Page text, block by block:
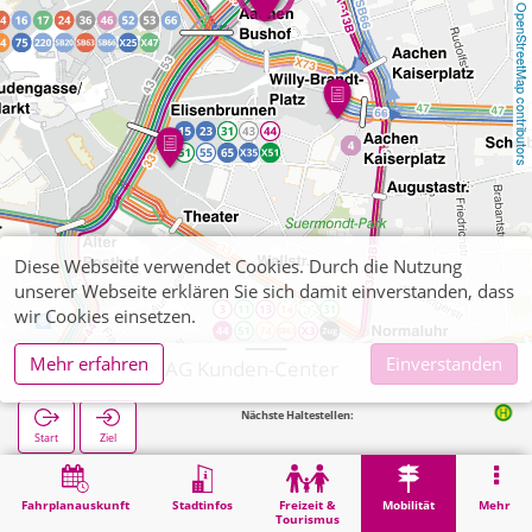
OpenStreetMap contributors
Fahrplanauskunft Stadtinfos
Freizeit &
Tourismus
Mobilität Mehr
Aachen, ASEAG Kunden-Center
Start Ziel
Nächste Haltestellen: Willy-Brandt-
Mobilität Aachen, ASEAG Kunden-Center
Diese Webseite verwendet Cookies. Durch die Nutzung
unserer Webseite erklären Sie sich damit einverstanden, dass
wir Cookies einsetzen.
Mehr erfahren
Einverstanden